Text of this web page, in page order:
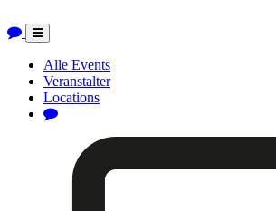
Toggle
navigation
Alle Events
Veranstalter
Locations